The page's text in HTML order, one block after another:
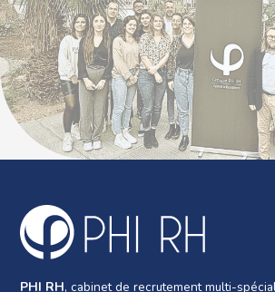
PHI RH, cabinet de recrutement multi-